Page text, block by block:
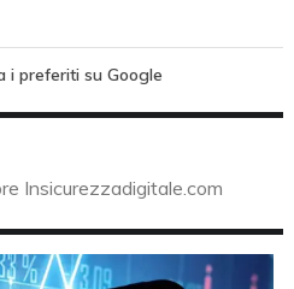
i preferiti su Google
Insicurezzadigitale.com